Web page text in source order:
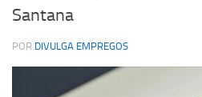
Santana
POR DIVULGA EMPREGOS